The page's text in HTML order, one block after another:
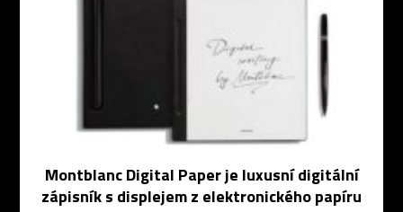
Montblanc Digital Paper je luxusní digitální
zápisník s displejem z elektronického papíru